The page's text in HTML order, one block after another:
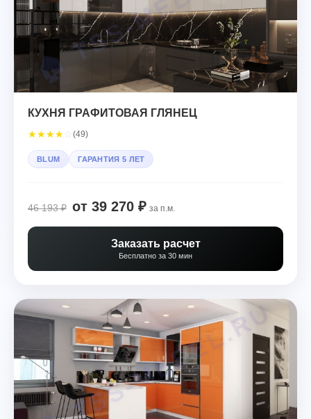
КУХНЯ ГРАФИТОВАЯ ГЛЯНЕЦ
★★★★ (49)
BLUM ГАРАНТИЯ 5 ЛЕТ
46 193 ₽ от 39 270 ₽ за п.м.
Заказать расчет
Бесплатно за 30 мин